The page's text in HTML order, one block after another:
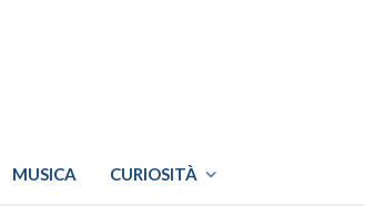
MUSICA CURIOSITÀ